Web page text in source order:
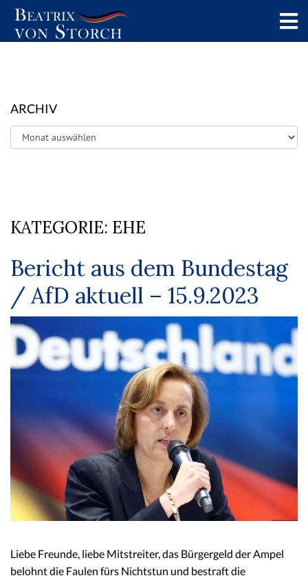
ARCHIV
Archiv
KATEGORIE: EHE
Bericht aus dem Bundestag
/ AfD aktuell – 15.9.2023
Liebe Freunde, liebe Mitstreiter, das Bürgergeld der Ampel
belohnt die Faulen fürs Nichtstun und bestraft die